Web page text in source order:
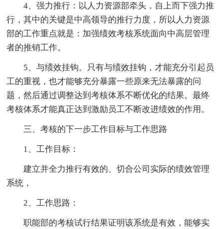
4、强力推行：以人力资源部牵头，自上而下强力推
行，其中的关键是中高领导的推行力度，所以人力资源
部的工作重点就是：加强绩效考核系统面向中高层管理
者的推销工作。
5、与绩效挂钩。只有与绩效挂钩，才能充分引起员
工的重视，也才能够充分暴露一些原来无法暴露的问
题，然后通过调整达到考核体系不断优化的结果。最终
考核体系才能真正达到激励员工不断改进绩效的作用。
三、考核的下一步工作目标与工作思路
1、工作目标：
建立并全力推行有效的、切合公司实际的绩效管理
系统，
2、工作思路：
职能部的考核试行结果证明该系统是有效，能够实